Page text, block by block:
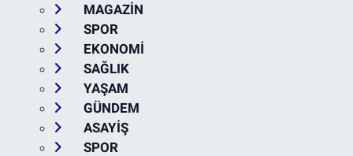
MAGAZİN
SPOR
EKONOMİ
SAĞLIK
YAŞAM
GÜNDEM
ASAYİŞ
SPOR